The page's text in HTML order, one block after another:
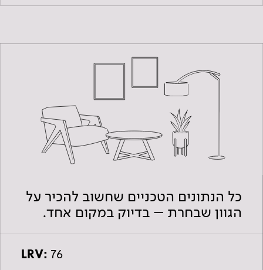
כל הנתונים הטכניים שחשוב להכיר על
הגוון שבחרת – בדיוק במקום אחד.
LRV: 76